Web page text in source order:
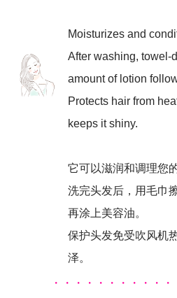
Moisturizes and
After washing, towel-
amount of lotion
Protects hair from
keeps it shiny.
它可以滋润和调理您
洗完头发后，用毛巾
再涂上美容油。
保护头发免受吹风机
泽。
・・・・・・・・・・・